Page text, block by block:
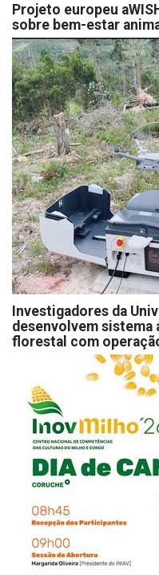
Projeto europeu
sobre bem-estar
Investigadores da
desenvolvem
florestal com